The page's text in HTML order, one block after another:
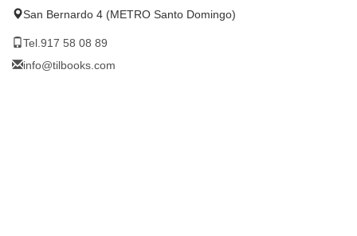
San Bernardo 4 (METRO Santo Domingo)
Tel.917 58 08 89
info@tilbooks.com